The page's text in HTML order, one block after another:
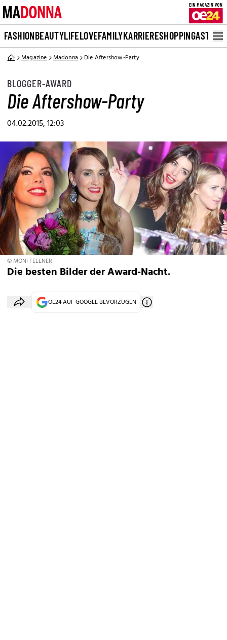
FASHIONBEAUTYLIFELOVEFAMILYKARRIERESHOPPINGASTRO
Magazine Madonna Die Aftershow-Party
BLOGGER-AWARD
Die Aftershow-Party
04.02.2015, 12:03
© MONI FELLNER
Die besten Bilder der Award-Nacht.
OE24 AUF GOOGLE BEVORZUGEN